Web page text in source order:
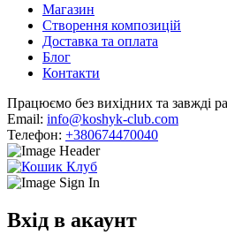
Магазин
Створення композицій
Доставка та оплата
Блог
Контакти
Працюємо без вихідних та завжді
Email: info@koshyk-club.com
Телефон: +380674470040
Вхід в акаунт